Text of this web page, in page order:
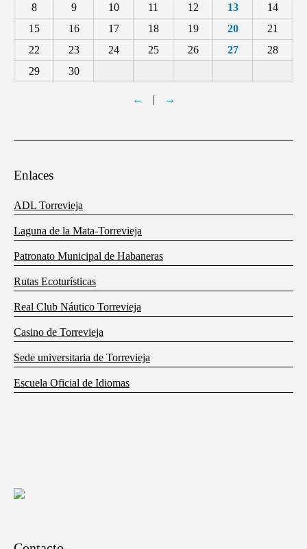
8
9 10 11 12 13
14
15
16 17 18 19 20
21
22
23 24 25 26 27
28
29
30
← | →
Enlaces
ADL Torrevieja
Laguna de la Mata-Torrevieja
Patronato Municipal de Habaneras
Rutas Ecoturísticas
Real Club Náutico Torrevieja
Casino de Torrevieja
Sede universitaria de Torrevieja
Escuela Oficial de Idiomas